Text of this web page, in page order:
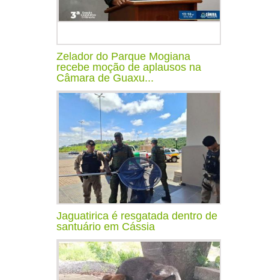
Zelador do Parque Mogiana
recebe moção de aplausos na
Câmara de Guaxu...
Jaguatirica é resgatada dentro de
santuário em Cássia